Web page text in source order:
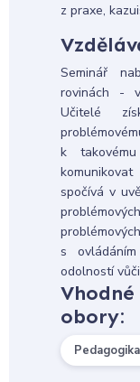
z praxe,
Seminář
rovinách -
Učitelé
k
spočívá v
s
odolností
obory: